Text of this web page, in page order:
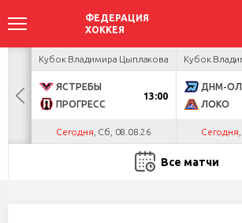
Кубок Владимира Цыплакова
ЯСТРЕБЫ
ПРОГРЕСС
13:00
Сегодня , Сб, 08.08.26
Кубок
ЛОКО
Сегодня
Все матчи